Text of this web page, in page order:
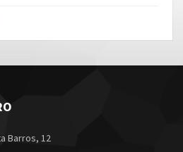
Barros, 12